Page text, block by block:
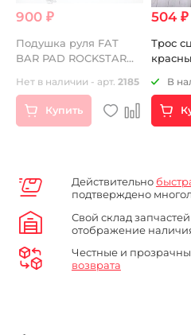
900 ₽
Подушка руля FAT
BAR PAD ROCKSTAR
Нет в наличии - арт. 2185
Купить
504 ₽
Трос
В
Действительно
подтверждено
Свой склад
отображение
Честные и
возврата